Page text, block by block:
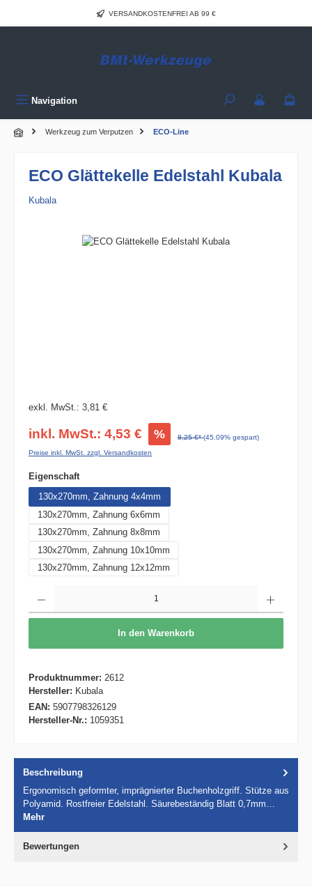
Zum Hauptinhalt springenVERSANDKOSTENFREI AB 99 €
Navigation
Werkzeug zum Verputzen ECO-Line
ECO Glättekelle Edelstahl Kubala
Kubala
Bildergalerie überspringen
exkl. MwSt.: 3,81 €
inkl. MwSt.: 4,53 € % 8,25 €*(45.09% gespart)
Preise inkl. MwSt. zzgl. Versandkosten
Eigenschaftauswählen
130x270mm, Zahnung 4x4mm
130x270mm, Zahnung 6x6mm
130x270mm, Zahnung 8x8mm
130x270mm, Zahnung 10x10mm
130x270mm, Zahnung 12x12mm
In den Warenkorb
Produktnummer: 2612
Hersteller: Kubala
EAN: 5907798326129
Hersteller-Nr.: 1059351
Beschreibung
Ergonomisch geformter, imprägnierter Buchenholzgriff. Stütze aus
Polyamid. Rostfreier Edelstahl. Säurebeständig Blatt 0,7mm…
Mehr
Bewertungen